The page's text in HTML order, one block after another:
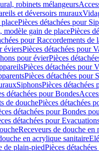
robinets mélangeurs
et déversoirs muraux
Pièces détachées pour
modèle gain de placePièces
pour Raccordements de
éviersPièces détachées pour
pour évierPièces
Pièces détachées pour
Pièces détachées pour
SiphonsPièces détachées
détachées pour Bondes
de douchePièces détachées
détachées pour Bondes
détachées pour
Receveurs de douche
en acrylique sanitaire
de plain-piedPièces